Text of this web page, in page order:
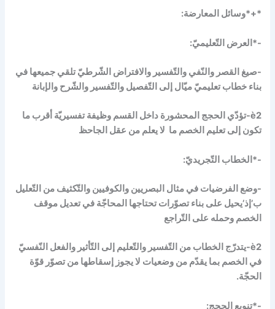
*+*وسائل المعارضة:
-*العرض التّعليميّ:
-صيغ القصر والنّفي والتّفسير والافتراض الشّرطيّ تلقي جميعها في
بناء خطاب تعليميّ ميّال إلى التّفصيل والتّفسير والشّرح والإبانة
è2-تؤدّي الحجج المحشورة داخل القسم وظيفة تفسيريّة أقرب ما
تكون إلى تعليم الخصم ما لا يعلم من عقل الجاحظ
-*الخطاب التّجريديّ:
-وضع الفرضيات في مثال البصريين والكوفيين والتّكثيف من التّعليل
ب’إذ’يحيل على بناء تصوّرات تحتاجها المحاجّة في تعديل موقف
الخصم وحمله على التّراجع
è2-يتدرّج الخطاب من التّفسير والتّعليم إلى التّأثير والفعل النّفسيّ
في الخصم بما يقدّم من وضعيات لا يجوز إسقاطها من تصوّر قوّة
الحجّة.
-*تنويع الحجج: